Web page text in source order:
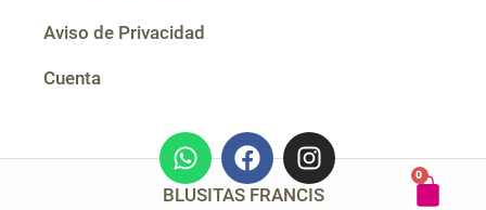
0
W
h
a
F
a
c
I
n
s
Aviso de Privacidad
Cuenta
BLUSITAS FRANCIS